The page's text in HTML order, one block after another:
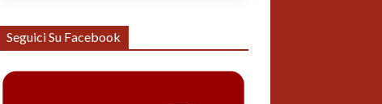
Seguici Su Facebook